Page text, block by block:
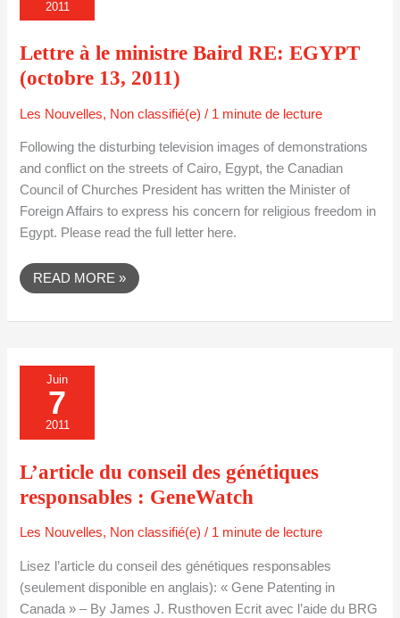
2011
Lettre à le ministre Baird RE: EGYPT
(octobre 13, 2011)
Les Nouvelles, Non classifié(e) / 1 minute de lecture
Following the disturbing television images of demonstrations
and conflict on the streets of Cairo, Egypt, the Canadian
Council of Churches President has written the Minister of
Foreign Affairs to express his concern for religious freedom in
Egypt. Please read the full letter here.
RE:
13,
2011)
READ MORE »
Juin
7
2011
L’article du conseil des génétiques
responsables : GeneWatch
Les Nouvelles, Non classifié(e) / 1 minute de lecture
Lisez l’article du conseil des génétiques responsables
(seulement disponible en anglais): « Gene Patenting in
Canada » – By James J. Rusthoven Ecrit avec l’aide du BRG
DU
CONSEIL
DES
GÉNÉTIQUES
RESPONSABLES